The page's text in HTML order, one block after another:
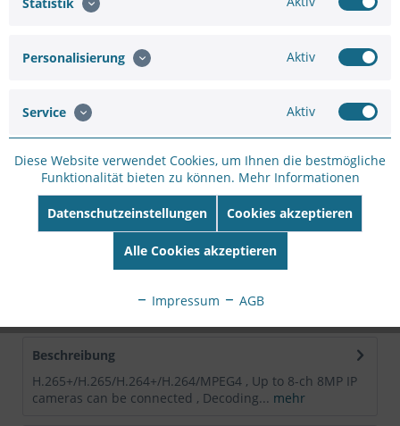
Warenkorb
Artikel-Nr.:
75661091574
HIKVISION
Hersteller Artikel-
6954273635206
Beschreibung
H.265+/H.265/H.264+/H.264/MPEG4 , Up to 8-ch 8MP IP
cameras can be connected , Decoding... mehr
Personalisierung Aktiv
Service Aktiv
Diese Website verwendet Cookies, um Ihnen die bestmögliche
Funktionalität bieten zu können. Mehr Informationen
Datenschutzeinstellungen Cookies akzeptieren
Alle Cookies akzeptieren
Impressum AGB